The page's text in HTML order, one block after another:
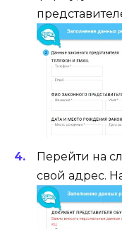
Перейти на
свой адрес.